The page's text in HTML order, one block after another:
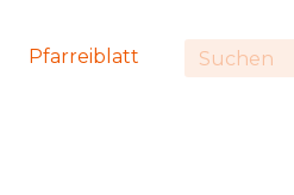
Pfarreiblatt